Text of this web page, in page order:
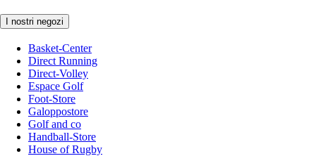
I nostri negozi
Basket-Center
Direct Running
Direct-Volley
Espace Golf
Foot-Store
Galoppostore
Golf and co
Handball-Store
House of Rugby